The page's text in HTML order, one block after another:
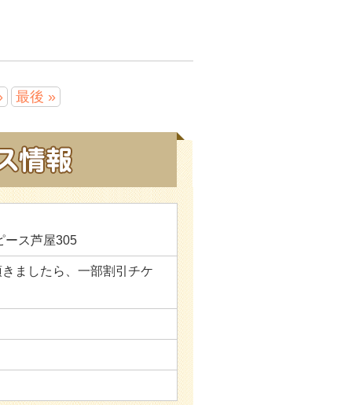
最後 »
ース芦屋305
ましたら、一部割引チケ